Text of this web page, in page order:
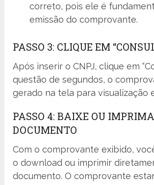
correto, pois ele é
emissão do comprovante.
PASSO 3: CLIQUE EM
Após inserir o CNPJ, clique em
questão de segundos, o
gerado na tela para visualização
PASSO 4: BAIXE OU
DOCUMENTO
Com o comprovante exibido,
o download ou imprimir
documento. O comprovante